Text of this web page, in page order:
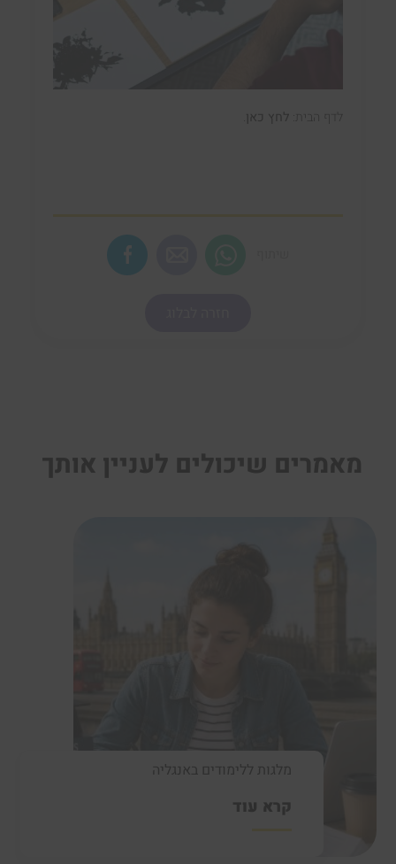
לדף הבית:לחץ כאן
מאמרים שיכולים לעניין אותך
מלגות ללימודים באנגליה
קרא עוד